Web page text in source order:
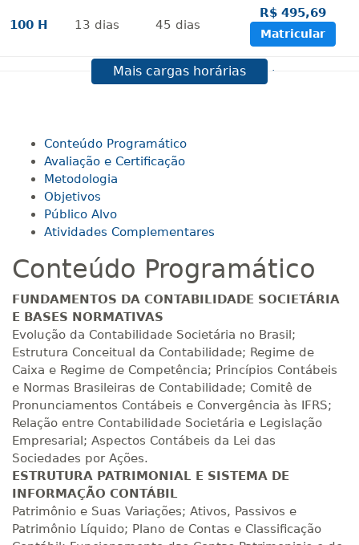
100 H 13 dias 45 dias
R$ 495,69
Matricular
dias 60dias
R$ 594,81
140 H 18dias 60dias
160 H 20 dias
180 H 23dias 90dias
R$ 892,23
200 H 25dias 90dias
Matricular
220 H 28dias 90dias
R$ 1.090,51
Matricular
240 H 30dias
Matricular
260 H 33dias 90dias
R$ 1.288,78
Matricular
Mais cargas horárias
Conteúdo Programático
Avaliação e Certificação
Metodologia
Objetivos
Público Alvo
Atividades Complementares
Conteúdo Programático
FUNDAMENTOS DA CONTABILIDADE SOCIETÁRIA
E BASES NORMATIVAS
Evolução da Contabilidade Societária no Brasil;
Estrutura Conceitual da Contabilidade; Regime de
Caixa e Regime de Competência; Princípios Contábeis
e Normas Brasileiras de Contabilidade; Comitê de
Pronunciamentos Contábeis e Convergência às IFRS;
Relação entre Contabilidade Societária e Legislação
Empresarial; Aspectos Contábeis da Lei das
Sociedades por Ações.
ESTRUTURA PATRIMONIAL E SISTEMA DE
INFORMAÇÃO CONTÁBIL
Patrimônio e Suas Variações; Ativos, Passivos e
Patrimônio Líquido; Plano de Contas e Classificação